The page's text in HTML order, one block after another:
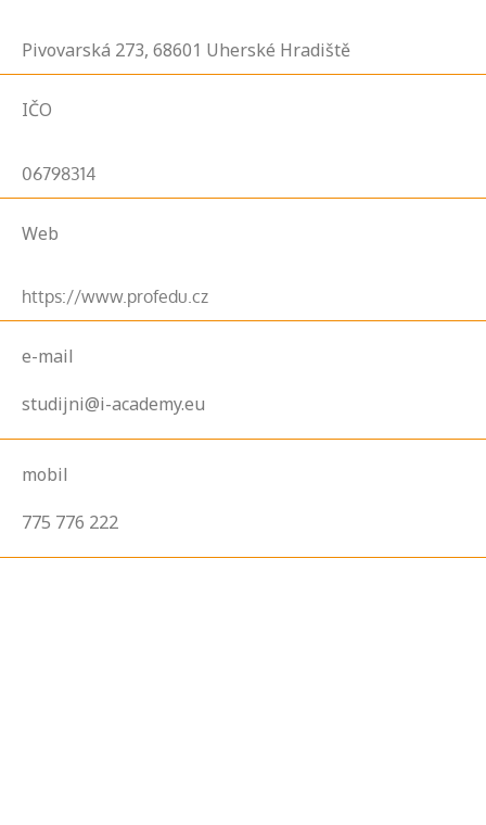
Pivovarská 273, 68601 Uherské Hradiště
IČO
06798314
Web
https://www.profedu.cz
e-mail
studijni@i-academy.eu
mobil
775 776 222